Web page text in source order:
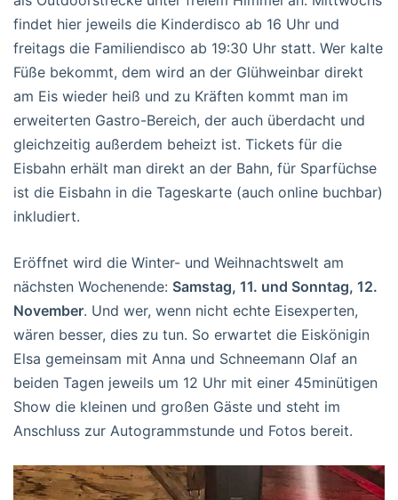
findet hier jeweils die Kinderdisco ab 16 Uhr und
freitags die Familiendisco ab 19:30 Uhr statt. Wer kalte
Füße bekommt, dem wird an der Glühweinbar direkt
am Eis wieder heiß und zu Kräften kommt man im
erweiterten Gastro-Bereich, der auch überdacht und
gleichzeitig außerdem beheizt ist. Tickets für die
Eisbahn erhält man direkt an der Bahn, für Sparfüchse
ist die Eisbahn in die Tageskarte (auch online buchbar)
inkludiert.
Eröffnet wird die Winter- und Weihnachtswelt am
nächsten Wochenende: Samstag, 11. und Sonntag, 12.
November. Und wer, wenn nicht echte Eisexperten,
wären besser, dies zu tun. So erwartet die Eiskönigin
Elsa gemeinsam mit Anna und Schneemann Olaf an
beiden Tagen jeweils um 12 Uhr mit einer 45minütigen
Show die kleinen und großen Gäste und steht im
Anschluss zur Autogrammstunde und Fotos bereit.